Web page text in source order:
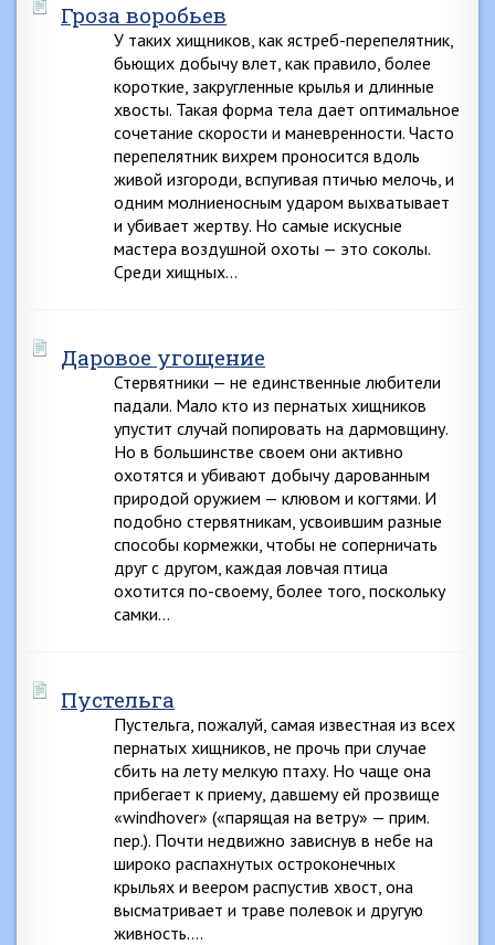
Гроза воробьев
У таких хищников, как ястреб-перепелятник,
бьющих добычу влет, как правило, более
короткие, закругленные крылья и длинные
хвосты. Такая форма тела дает оптимальное
сочетание скорости и маневренности. Часто
перепелятник вихрем проносится вдоль
живой изгороди, вспугивая птичью мелочь, и
одним молниеносным ударом выхватывает
и убивает жертву. Но самые искусные
мастера воздушной охоты — это соколы.
Среди хищных…
Даровое угощение
Стервятники — не единственные любители
падали. Мало кто из пернатых хищников
упустит случай попировать на дармовщину.
Но в большинстве своем они активно
охотятся и убивают добычу дарованным
природой оружием — клювом и когтями. И
подобно стервятникам, усвоившим разные
способы кормежки, чтобы не соперничать
друг с другом, каждая ловчая птица
охотится по-своему, болee того, поскольку
самки…
Пустельга
Пустельга, пожалуй, самая известная из всех
пернатых хищников, не прочь при случае
сбить на лету мелкую птаху. Но чаще она
прибегает к приему, давшему ей прозвище
«windhover» («парящая на ветру» — прим.
пep.). Почти недвижно зависнув в небе на
широко распахнутых остроконечных
крыльях и веером распустив хвост, она
высматривает и траве полевок и другую
живность….